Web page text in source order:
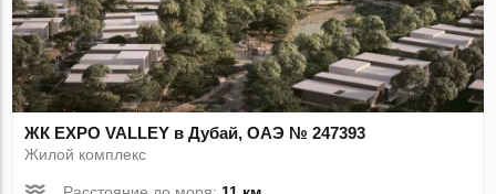
ЖК EXPO VALLEY в Дубай, ОАЭ № 247393
Жилой комплекс